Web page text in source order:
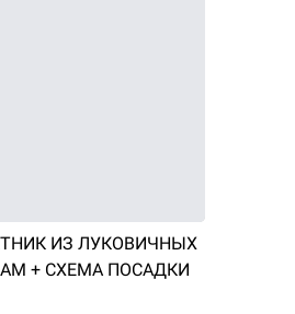
ИЗ ЛУКОВИЧНЫХ
+ СХЕМА ПОСАДКИ